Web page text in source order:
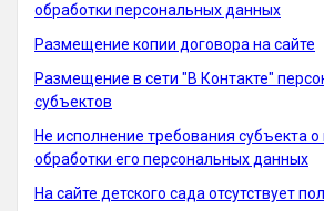
обработки персональных данных
Размещение копии договора на сайте
Размещение в сети "В Контакте"
субъектов
Не исполнение требования субъекта
обработки его персональных данных
На сайте детского сада отсутствует